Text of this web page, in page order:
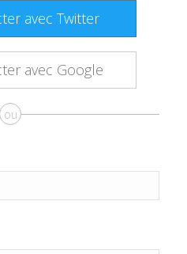
avec Twitter
avec Google
ou